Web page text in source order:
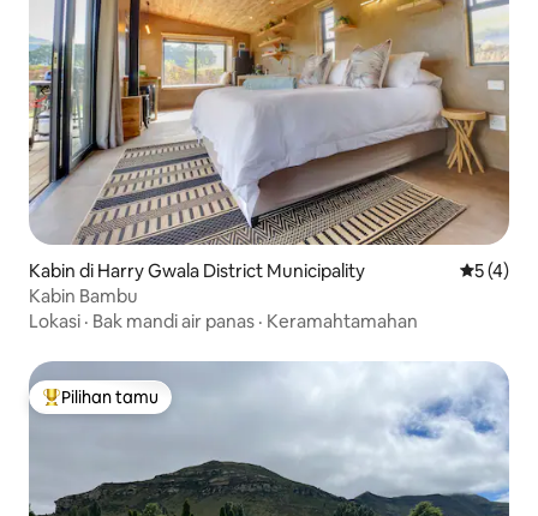
Kabin di Harry Gwala District Municipality Nilai
5 (4)
Kabin Bambu
Lokasi · Bak mandi air panas · Keramahtamahan
Pilihan tamu terpopuler
Pilihan tamu